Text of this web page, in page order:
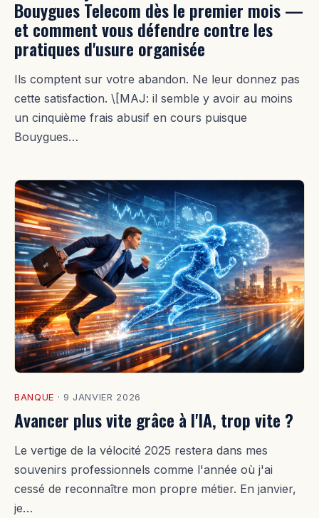
Bouygues Telecom dès le premier mois —
et comment vous défendre contre les
pratiques d'usure organisée
Ils comptent sur votre abandon. Ne leur donnez pas
cette satisfaction. \[MAJ: il semble y avoir au moins
un cinquième frais abusif en cours puisque
Bouygues…
BANQUE · 9 JANVIER 2026
Avancer plus vite grâce à l'IA, trop vite ?
Le vertige de la vélocité 2025 restera dans mes
souvenirs professionnels comme l'année où j'ai
cessé de reconnaître mon propre métier. En janvier,
je…